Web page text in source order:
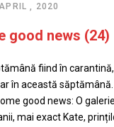
, 2020
good news (24)
fiind în
în această
good news: O
mai exact Kate,